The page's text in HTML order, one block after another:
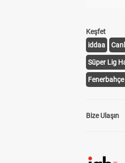
Keşfet
iddaa
Süper Lig
Bize Ulaşın